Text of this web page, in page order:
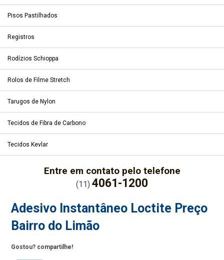
Pisos Pastilhados
Registros
Rodízios Schioppa
Rolos de Filme Stretch
Tarugos de Nylon
Tecidos de Fibra de Carbono
Tecidos Kevlar
Entre em contato pelo telefone
(11) 4061-1200
Adesivo Instantâneo Loctite Preço
Bairro do Limão
Gostou? compartilhe!